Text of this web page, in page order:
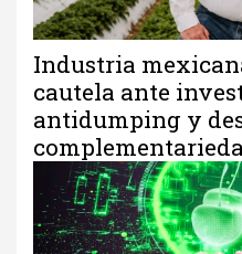
Industria
cautela ante
antidumping y
Unidos